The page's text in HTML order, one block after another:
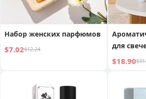
Набор женских парфюмов
$7.02$12.24
для
цветным
$18.90